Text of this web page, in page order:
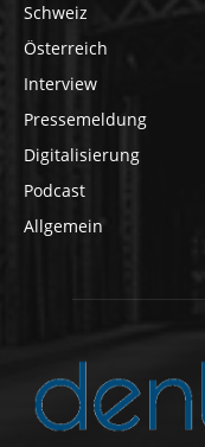
Schweiz
Österreich
Interview
Pressemeldung
Digitalisierung
Podcast
Allgemein